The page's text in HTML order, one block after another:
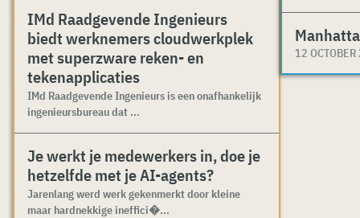
IMd Raadgevende Ingenieurs
biedt werknemers cloudwerkplek
met superzware reken- en
tekenapplicaties
IMd Raadgevende Ingenieurs is een onafhankelijk
ingenieursbureau dat ...
Je werkt je medewerkers in, doe je
hetzelfde met je AI-agents?
Jarenlang werd werk gekenmerkt door kleine
maar hardnekkige ineffici�...
12